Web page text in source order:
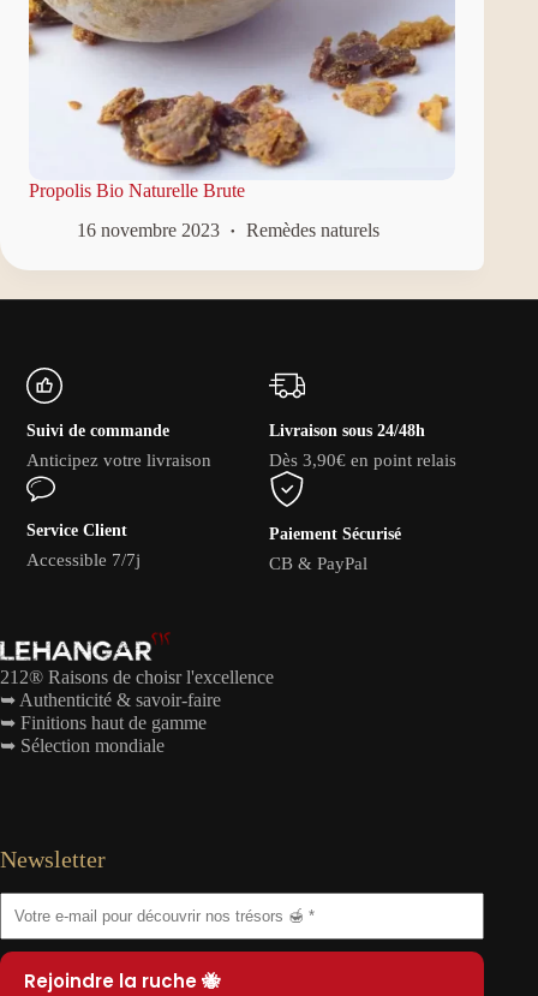
Propolis Bio Naturelle Brute
16 novembre 2023
Remèdes naturels
Suivi de commande
Anticipez votre livraison
Livraison sous 24/48h
Dès 3,90€ en point relais
Service Client
Accessible 7/7j
Paiement Sécurisé
CB & PayPal
212® Raisons de choisr l'excellence
➥ Authenticité & savoir-faire
➥ Finitions haut de gamme
➥ Sélection mondiale
Newsletter
Rejoindre la ruche 🐝